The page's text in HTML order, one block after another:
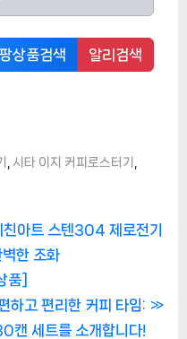
상품검색 알리검색
시타 이지 커피로스터기
아트 스텐304 제로전기
한 조화
품]
하고 편리한 커피 타임:
캔 세트를 소개합니다!